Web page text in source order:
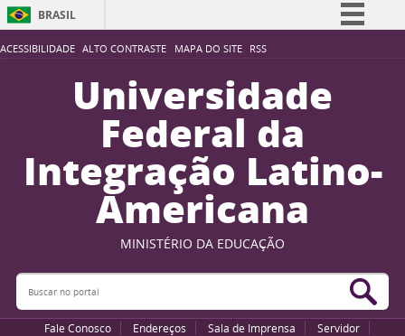
ACESSIBILIDADE ALTO CONTRASTE MAPA DO SITE RSS
BRASIL
Simplifique!
Participe
Acesso à informação
Legislação
Canais
Universidade
Federal da
Integração Latino-
Americana
MINISTÉRIO DA EDUCAÇÃO
Buscar no portal
Fale Conosco Endereços Sala de Imprensa
Servidor